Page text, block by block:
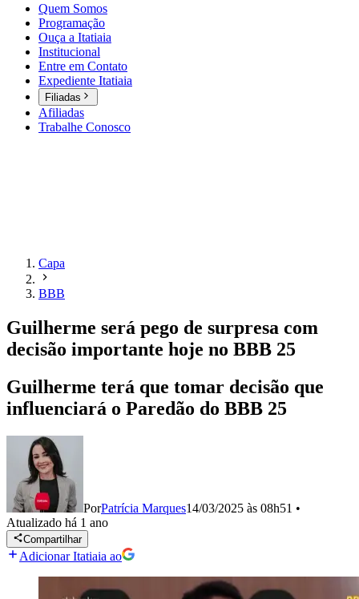
Quem Somos
Programação
Ouça a Itatiaia
Institucional
Entre em Contato
Expediente Itatiaia
Filiadas
Afiliadas
Trabalhe Conosco
Capa
BBB
Guilherme será pego de surpresa com
decisão importante hoje no BBB 25
Guilherme terá que tomar decisão que
influenciará o Paredão do BBB 25
PorPatrícia Marques14/03/2025 às 08h51 •
Atualizado há 1 ano
Compartilhar
Adicionar Itatiaia ao